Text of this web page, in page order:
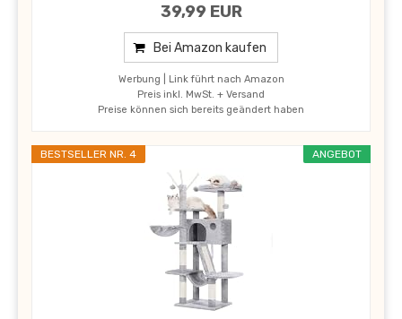
39,99 EUR
Bei Amazon kaufen
Werbung | Link führt nach Amazon
Preis inkl. MwSt. + Versand
Preise können sich bereits geändert haben
ANGEBOT
BESTSELLER NR. 4